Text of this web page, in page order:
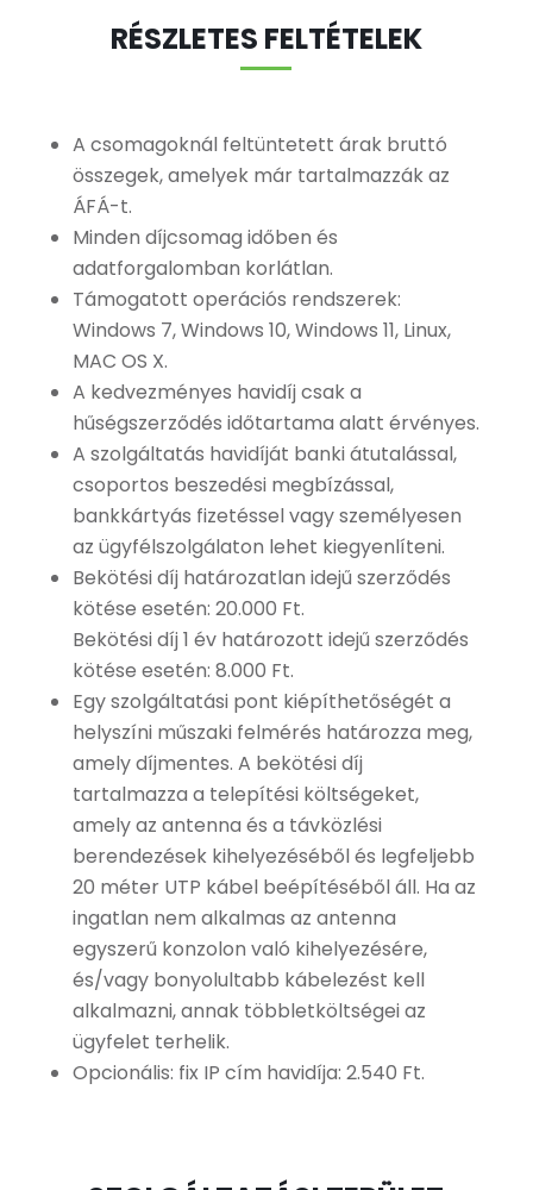
RÉSZLETES FELTÉTELEK
A csomagoknál feltüntetett árak bruttó
összegek, amelyek már tartalmazzák az
ÁFÁ-t.
Minden díjcsomag időben és
adatforgalomban korlátlan.
Támogatott operációs rendszerek:
Windows 7, Windows 10, Windows 11, Linux,
MAC OS X.
A kedvezményes havidíj csak a
hűségszerződés időtartama alatt érvényes.
A szolgáltatás havidíját banki átutalással,
csoportos beszedési megbízással,
bankkártyás fizetéssel vagy személyesen
az ügyfélszolgálaton lehet kiegyenlíteni.
Bekötési díj határozatlan idejű szerződés
kötése esetén: 20.000 Ft.
Bekötési díj 1 év határozott idejű szerződés
kötése esetén: 8.000 Ft.
Egy szolgáltatási pont kiépíthetőségét a
helyszíni műszaki felmérés határozza meg,
amely díjmentes. A bekötési díj
tartalmazza a telepítési költségeket,
amely az antenna és a távközlési
berendezések kihelyezéséből és legfeljebb
20 méter UTP kábel beépítéséből áll. Ha az
ingatlan nem alkalmas az antenna
egyszerű konzolon való kihelyezésére,
és/vagy bonyolultabb kábelezést kell
alkalmazni, annak többletköltségei az
ügyfelet terhelik.
Opcionális: fix IP cím havidíja: 2.540 Ft.